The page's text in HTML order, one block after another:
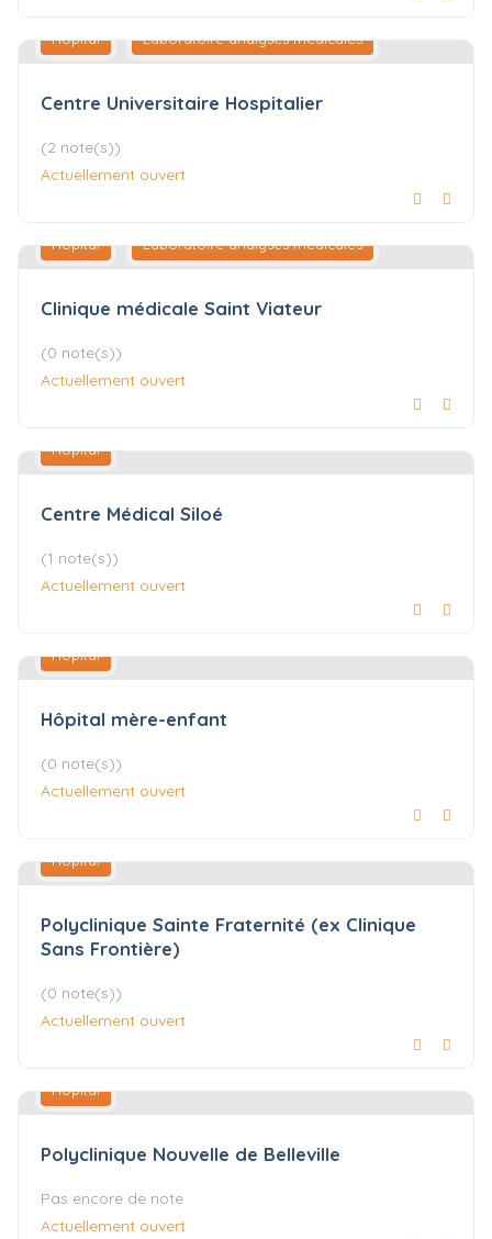
Hôpital Laboratoire analyses médicales
Centre Universitaire Hospitalier
(2 note(s))
Actuellement ouvert
Hôpital Laboratoire analyses médicales
Clinique médicale Saint Viateur
(0 note(s))
Actuellement ouvert
Hôpital
Centre Médical Siloé
(1 note(s))
Actuellement ouvert
Hôpital
Hôpital mère-enfant
(0 note(s))
Actuellement ouvert
Hôpital
Polyclinique Sainte Fraternité (ex Clinique
Sans Frontière)
(0 note(s))
Actuellement ouvert
Hôpital
Polyclinique Nouvelle de Belleville
Pas encore de note
Actuellement ouvert